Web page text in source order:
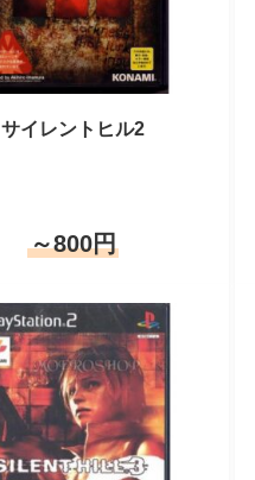
サイレントヒル2
～800円